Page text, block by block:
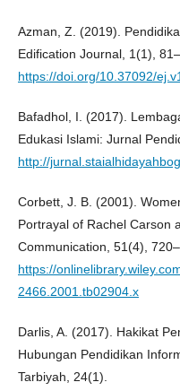
Azman, Z. (2019).
Edification Journal, 1(1),
https://doi.org/10.37092/
Bafadhol, I. (2017).
Edukasi Islami: Jurnal
http://
Corbett, J. B. (2001).
Portrayal of Rachel Carson
Communication, 51(4),
https://
2466.2001.tb02904.x
Darlis, A. (2017). Hakikat
Hubungan Pendidikan
Tarbiyah, 24(1).